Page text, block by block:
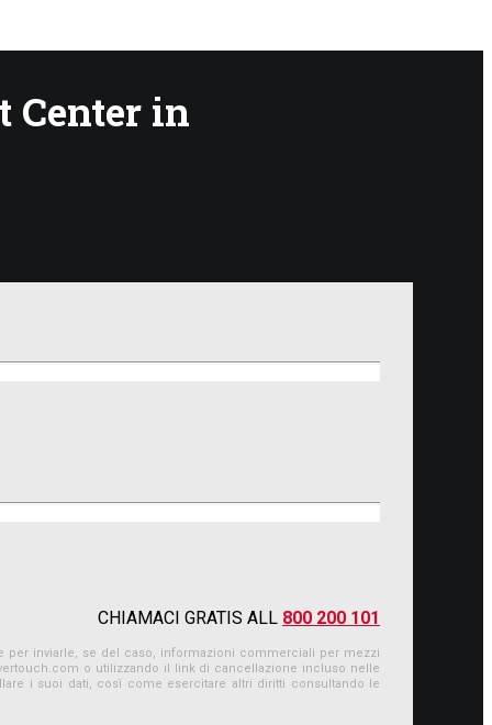
Center in
CHIAMACI GRATIS ALL 800 200 101
per inviarle, se del caso, informazioni commerciali per mezzi
o utilizzando il link di cancellazione incluso nelle
i suoi dati, così come esercitare altri diritti consultando le